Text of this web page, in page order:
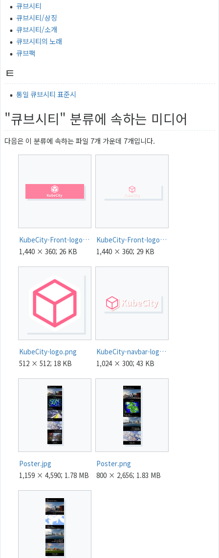
큐브시티
큐브시티/상징
큐브시티/소개
큐브시티의 노래
큐브팩
ㅌ
통일 큐브시티 표준시
"큐브시티" 분류에 속하는 미디어
다음은 이 분류에 속하는 파일 7개 가운데 7개입니다.
KubeCity-Front-logo-Background.png
1,440 × 360; 26 KB
KubeCity-Front-logo.png
1,440 × 360; 29 KB
KubeCity-logo.png
512 × 512; 18 KB
KubeCity-navbar-logo.png
1,024 × 300; 43 KB
Poster.jpg
1,159 × 4,590; 1.78 MB
Poster.png
800 × 2,656; 1.83 MB